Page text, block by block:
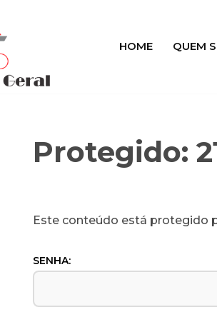
HOME QUEM
Protegido:
Este conteúdo está protegido
SENHA: